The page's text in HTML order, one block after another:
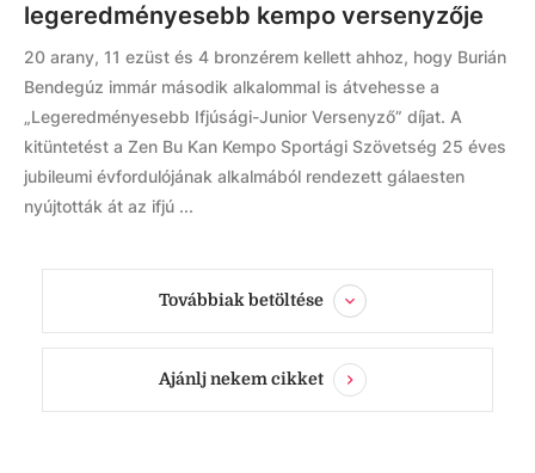
legeredményesebb kempo versenyzője
20 arany, 11 ezüst és 4 bronzérem kellett ahhoz, hogy Burián
Bendegúz immár második alkalommal is átvehesse a
„Legeredményesebb Ifjúsági-Junior Versenyző” díjat. A
kitüntetést a Zen Bu Kan Kempo Sportági Szövetség 25 éves
jubileumi évfordulójának alkalmából rendezett gálaesten
nyújtották át az ifjú ...
Továbbiak betöltése
Ajánlj nekem cikket